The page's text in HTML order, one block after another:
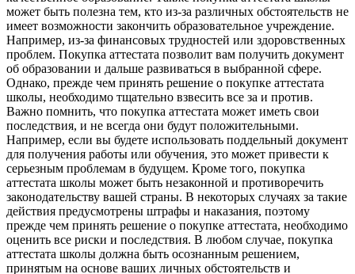
может быть полезна тем, кто из-за различных обстоятельств не
имеет возможности закончить образовательное учреждение.
Например, из-за финансовых трудностей или здоровственных
проблем. Покупка аттестата позволит вам получить документ
об образовании и дальше развиваться в выбранной сфере.
Однако, прежде чем принять решение о покупке аттестата
школы, необходимо тщательно взвесить все за и против.
Важно помнить, что покупка аттестата может иметь свои
последствия, и не всегда они будут положительными.
Например, если вы будете использовать поддельный документ
для получения работы или обучения, это может привести к
серьезным проблемам в будущем. Кроме того, покупка
аттестата школы может быть незаконной и противоречить
законодательству вашей страны. В некоторых случаях за такие
действия предусмотрены штрафы и наказания, поэтому
прежде чем принять решение о покупке аттестата, необходимо
оценить все риски и последствия. В любом случае, покупка
аттестата школы должна быть осознанным решением,
принятым на основе ваших личных обстоятельств и